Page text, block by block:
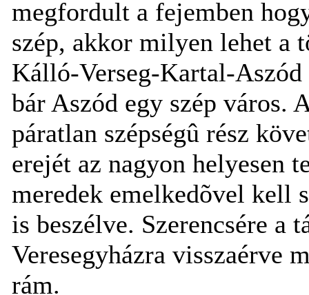
megfordult a fejemben
szép, akkor milyen lehet a
Kálló-Verseg-Kartal-Aszód
bár Aszód egy szép város.
páratlan szépségû rész
erejét az nagyon helyesen
meredek emelkedõvel kell
is beszélve. Szerencsére a
Veresegyházra visszaérve
rám.